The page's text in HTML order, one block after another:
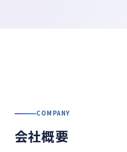
COMPANY
会社概要